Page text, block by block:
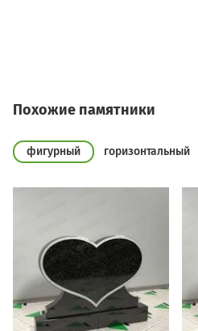
Похожие памятники
фигурный горизонтальный